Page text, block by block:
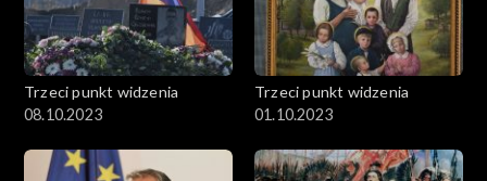
Trzeci punkt widzenia
08.10.2023
Trzeci punkt widzenia
01.10.2023